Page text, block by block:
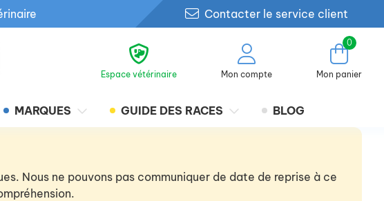
Contacter le service client
Espace vétérinaire Mon compte
0
Mon panier
MARQUES GUIDE DES RACES BLOG
Nous ne pouvons pas communiquer de date de reprise à ce